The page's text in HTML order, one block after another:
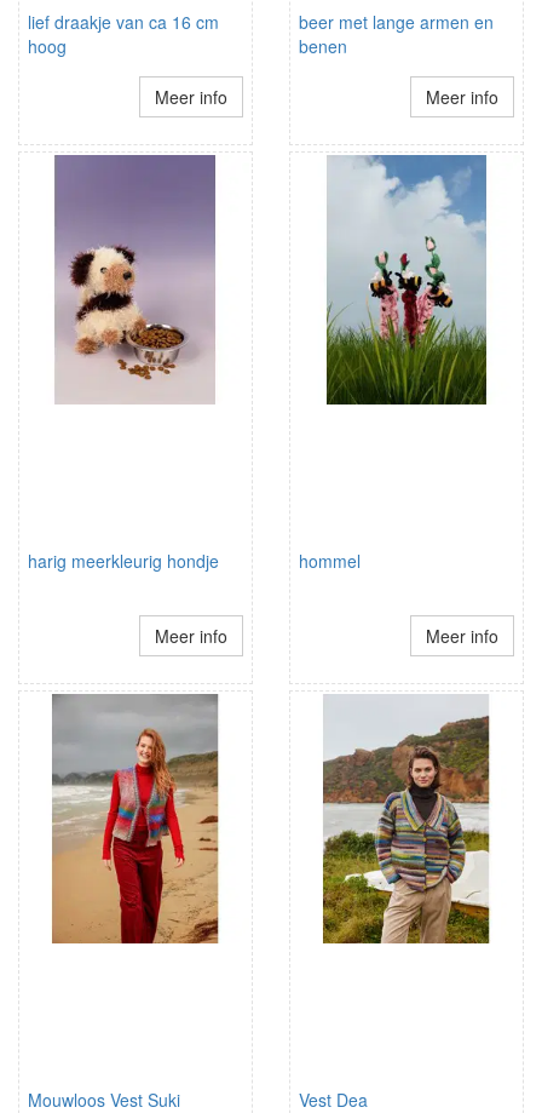
lief draakje van ca 16 cm
hoog
Meer info
beer met lange armen en
benen
Meer info
harig meerkleurig hondje
Meer info
hommel
Meer info
Mouwloos Vest Suki Vest Dea